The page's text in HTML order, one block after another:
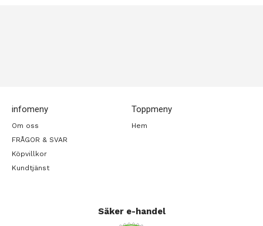
infomeny
Om oss
FRÅGOR & SVAR
Köpvillkor
Kundtjänst
Toppmeny
Hem
Säker e-handel